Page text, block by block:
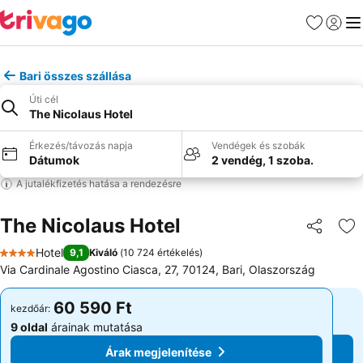
Kedvencek
Bari összes szállása
Úti cél
The Nicolaus Hotel
Érkezés/távozás napja
Dátumok
Vendégek és szobák
2 vendég, 1 szoba.
A jutalékfizetés hatása a rendezésre
The Nicolaus Hotel
4 Kategória
Hotel 9,1 Kiváló (10 724 értékelés)
Via Cardinale Agostino Ciasca, 27, 70124, Bari, Olaszország
kezdőár: 60 590 Ft
9 oldal árainak mutatása
Árak megjelenítése
kezdőár: 60 590 Ft
9 oldal árainak mutatása
Árak megjelenítése